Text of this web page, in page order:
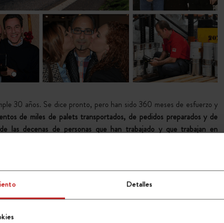
Detalles
30 años. Se dice pronto, pero han sido 360 meses de esfuerzo y
de miles de palets transportados, de pedidos preparados y de
las decenas de personas que han trabajado y que trabajan en
vuestra confianza, y hubiera sido imposible lograrlo sin la
hoy queremos reconocer.
-probablemente porque estábamos demasiado ocupados cuidando
sí nos sirve para rendirles homenaje a cuantos han aportado su
venimos -también estéticamente…- y juntarlo con el presente, con
futuro. Gracias a todos ellos podemos mirar al futuro con